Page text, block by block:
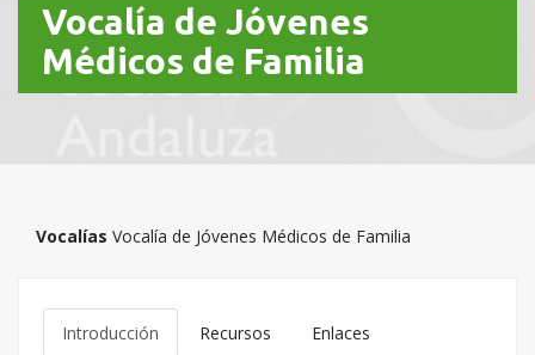
Vocalía de Jóvenes
Médicos de Familia
Vocalías Vocalía de Jóvenes Médicos de Familia
Introducción Recursos Enlaces